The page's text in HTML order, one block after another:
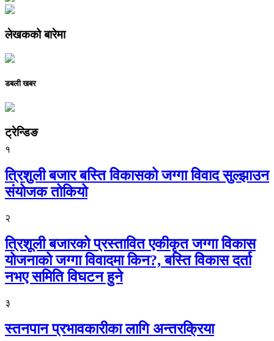
लेखकको बारेमा
डबली खबर
ट्रेन्डिङ
१
त्रिशुली बजार बस्ति विकासको जग्गा विवाद सुल्झाउन
संयोजक तोकियो
२
त्रिशूली बजारको प्रस्तावित एकीकृत जग्गा विकास
योजनाको जग्गा विवादमा किन?, बस्ति विकास दर्ता
नभए समिति विघटन हुने
३
स्तनपान प्रभावकारीका लागि अन्तरक्रिया